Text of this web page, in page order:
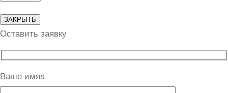
ЗАКРЫТЬ
Оставить заявку
Ваше имяs